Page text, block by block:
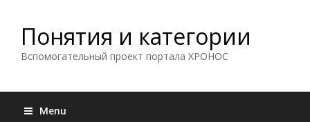
Понятия и категории
Вспомогательный проект портала ХРОНОС
Menu